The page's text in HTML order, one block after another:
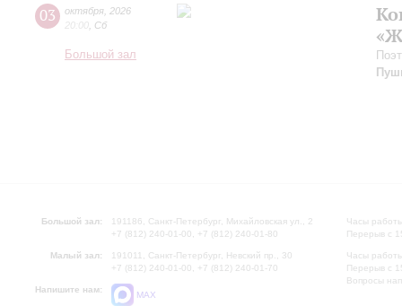
03 октября 2026
20:00 Сб
Большой зал
Большой зал:
191186, Санкт-Петербург, Михайловская ул., 2
+7 (812) 240-01-00, +7 (812) 240-01-80
Малый зал:
191011, Санкт-Петербург, Невский пр., 30
+7 (812) 240-01-00, +7 (812) 240-01-70
Напишите нам:
MAX
Часы
Перерыв с
Часы
Перерыв с
Вопросы